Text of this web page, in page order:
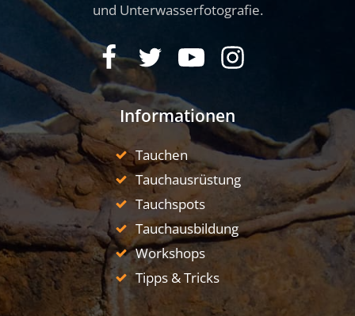
und Unterwasserfotografie.
Informationen
Tauchen
Tauchausrüstung
Tauchspots
Tauchausbildung
Workshops
Tipps & Tricks